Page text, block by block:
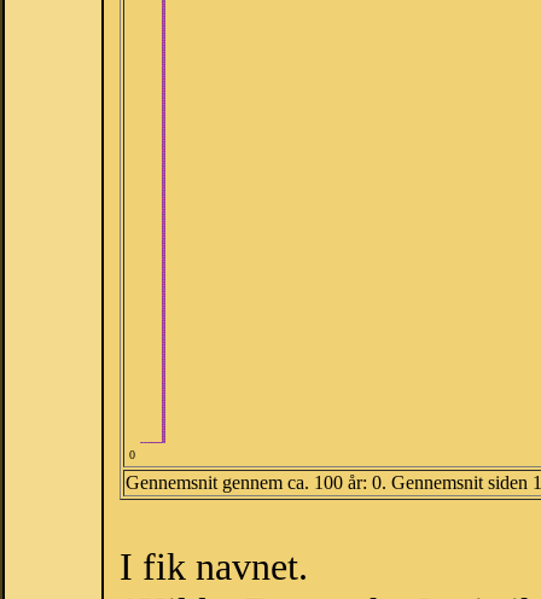
0
Gennemsnit gennem ca. 100 år: 0. Gennemsnit siden
I fik navnet.